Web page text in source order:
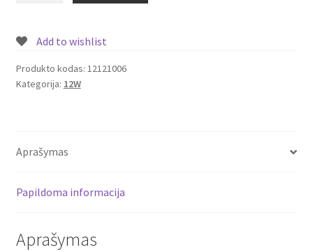
LED
šviestuvas/panelė
su
12121006
Add to wishlist
Produkto kodas: 12121006
Kategorija: 12W
Aprašymas
Papildoma informacija
Aprašymas